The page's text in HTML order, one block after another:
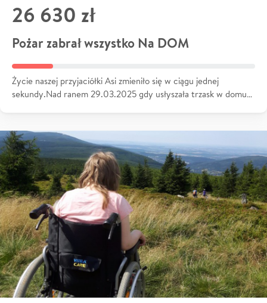
26 630 zł
Pożar zabrał wszystko Na DOM
Życie naszej przyjaciółki Asi zmieniło się w ciągu jednej
sekundy.Nad ranem 29.03.2025 gdy usłyszała trzask w domu…